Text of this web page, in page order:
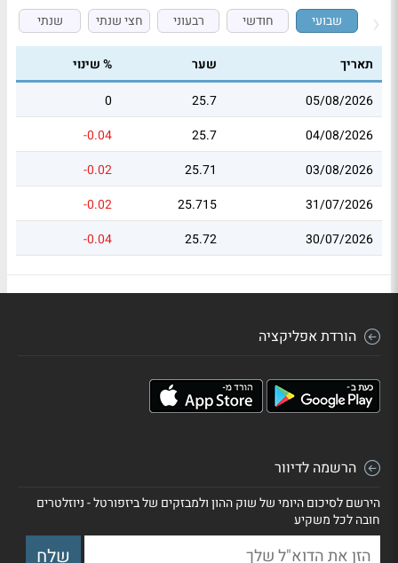
שבועי חודשי רבעוני חצי שנתי שנתי
תאריך שער
% שינוי
05/08/2026
25.7
0
04/08/2026
25.7
-0.04
03/08/2026
25.71
-0.02
31/07/2026
25.715
-0.02
30/07/2026
25.72
-0.04
הורדת אפליקציה
הרשמה לדיוור
הירשם לסיכום היומי של שוק ההון ולמבזקים של ביזפורטל - ניוזלטרים
חובה לכל משקיע